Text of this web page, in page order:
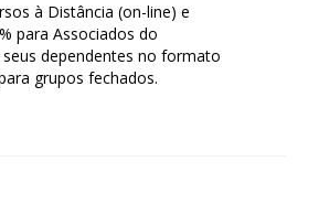
à Distância (on-line) e
para Associados do
dependentes no formato
grupos fechados.